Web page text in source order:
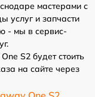
мастерами с
услуг и запчасти
- мы в сервис-
S2 будет стоить
на сайте через